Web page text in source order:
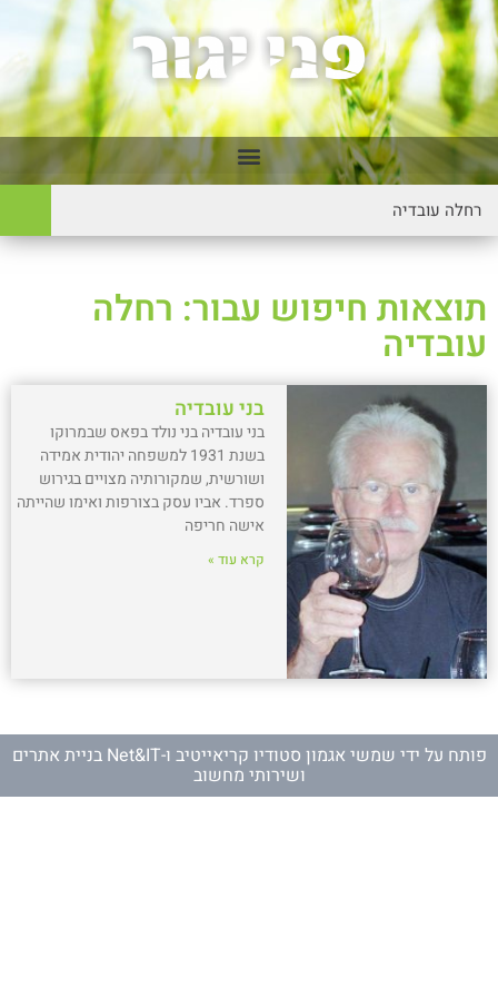
תוצאות חיפוש עבור: רחלה
עובדיה
בני עובדיה
בני עובדיה בני נולד בפאס שבמרוקו
בשנת 1931 למשפחה יהודית אמידה
ושורשית, שמקורותיה מצויים בגירוש
ספרד. אביו עסק בצורפות ואימו שהייתה
אישה חריפה
קרא עוד »
פותח על ידי שמשי אגמון סטודיו קריאייטיב ו- Net&IT בניית אתרים
ושירותי מחשוב